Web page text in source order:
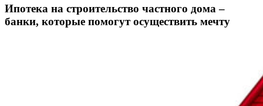
Ипотека на строительство частного дома –
банки, которые помогут осуществить мечту